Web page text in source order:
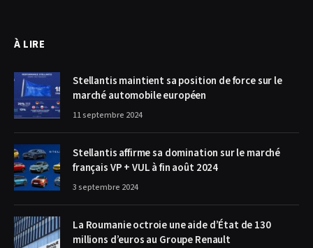
À LIRE
Stellantis maintient sa position de force sur le
marché automobile européen
11 septembre 2024
Stellantis affirme sa domination sur le marché
français VP + VUL à fin août 2024
3 septembre 2024
La Roumanie octroie une aide d’État de 130
millions d’euros au Groupe Renault